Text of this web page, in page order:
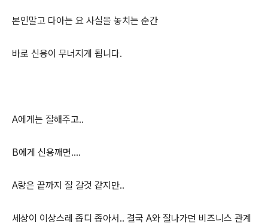
본인말고 다아는 요 사실을 놓치는 순간
바로 신용이 무너지게 됩니다.
A에게는 잘해주고..
B에게 신용깨면....
A랑은 끝까지 잘 갈것 같지만..
세상이 이상스레 좁디 좁아서.. 결국 A와 잘나가던 비즈니스 관계